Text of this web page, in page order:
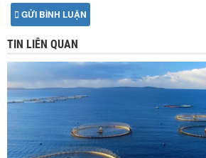
GỬI BÌNH LUẬN
TIN LIÊN QUAN